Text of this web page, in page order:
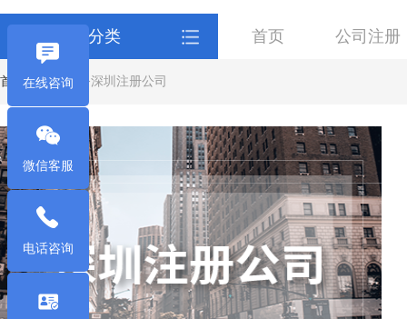
全部服务分类 首页 公司注册
在线咨询
微信客服
电话咨询
首页>工商注册 >深圳注册公司